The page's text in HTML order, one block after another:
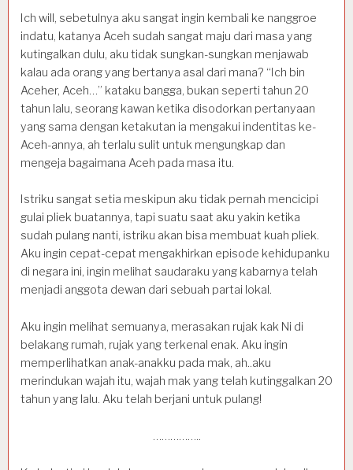
Ich will, sebetulnya aku sangat ingin kembali ke nanggroe
indatu, katanya Aceh sudah sangat maju dari masa yang
kutingalkan dulu, aku tidak sungkan-sungkan menjawab
kalau ada orang yang bertanya asal dari mana? “Ich bin
Aceher, Aceh…” kataku bangga, bukan seperti tahun 20
tahun lalu, seorang kawan ketika disodorkan pertanyaan
yang sama dengan ketakutan ia mengakui indentitas ke-
Aceh-annya, ah terlalu sulit untuk mengungkap dan
mengeja bagaimana Aceh pada masa itu.
Istriku sangat setia meskipun aku tidak pernah mencicipi
gulai pliek buatannya, tapi suatu saat aku yakin ketika
sudah pulang nanti, istriku akan bisa membuat kuah pliek.
Aku ingin cepat-cepat mengakhirkan episode kehidupanku
di negara ini, ingin melihat saudaraku yang kabarnya telah
menjadi anggota dewan dari sebuah partai lokal.
Aku ingin melihat semuanya, merasakan rujak kak Ni di
belakang rumah, rujak yang terkenal enak. Aku ingin
memperlihatkan anak-anakku pada mak, ah..aku
merindukan wajah itu, wajah mak yang telah kutinggalkan 20
tahun yang lalu. Aku telah berjani untuk pulang!
……………..